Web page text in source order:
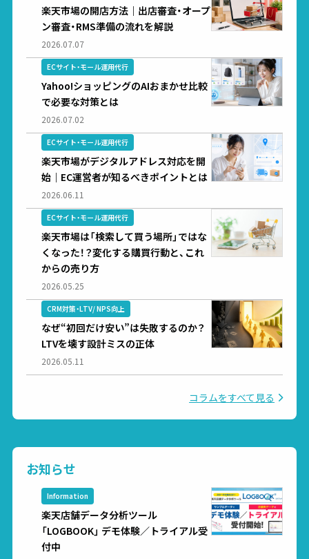
楽天市場の開店方法｜出店審査・オープ
ン審査・RMS準備の流れを解説
2026.07.07
ECサイト・モール運用代行
Yahoo!ショッピングのAIおまかせ比較
で必要な対策とは
2026.07.02
ECサイト・モール運用代行
楽天市場がデジタルアドレス対応を開
始｜EC運営者が知るべきポイントとは
2026.06.11
ECサイト・モール運用代行
楽天市場は「検索して買う場所」ではな
くなった！？変化する購買行動と、これ
からの売り方
2026.05.25
CRM対策・LTV/ NPS向上
なぜ“初回だけ安い”は失敗するのか？
LTVを壊す設計ミスの正体
2026.05.11
コラムをすべて見る
お知らせ
Information
楽天店舗データ分析ツール
「LOGBOOK」 デモ体験／トライアル受
付中